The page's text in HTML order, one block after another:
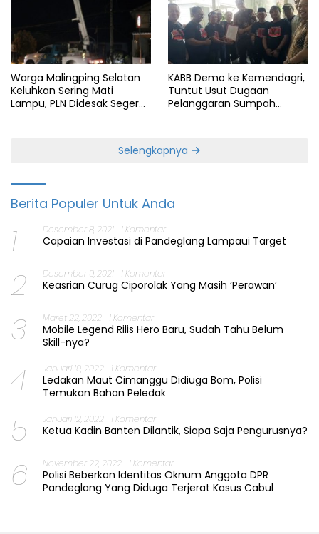
Warga Malingping Selatan
Keluhkan Sering Mati
Lampu, PLN Didesak Segera
KABB Demo ke Kemendagri,
Tuntut Usut Dugaan
Pelanggaran Sumpah
Selengkapnya
Berita Populer Untuk Anda
1 Desember 8, 2021 1 Komentar
Capaian Investasi di Pandeglang Lampaui Target
2 Desember 9, 2021 1 Komentar
Keasrian Curug Ciporolak Yang Masih ‘Perawan’
3 Maret 22, 2022 1 Komentar
Mobile Legend Rilis Hero Baru, Sudah Tahu Belum
Skill-nya?
4 Januari 10, 2022 1 Komentar
Ledakan Maut Cimanggu Didiuga Bom, Polisi
Temukan Bahan Peledak
5 Januari 12, 2022 1 Komentar
Ketua Kadin Banten Dilantik, Siapa Saja Pengurusnya?
6 November 22, 2022 1 Komentar
Polisi Beberkan Identitas Oknum Anggota DPR
Pandeglang Yang Diduga Terjerat Kasus Cabul